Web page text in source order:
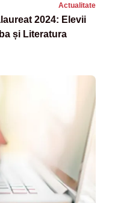
Actualitate
2024: Elevii
și Literatura